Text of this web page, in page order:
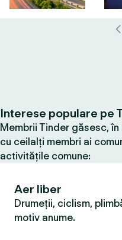
Interese populare pe
Membrii Tinder găsesc,
cu ceilalți membri ai
activitățile comune:
Aer liber
Drumeții, ciclism,
motiv anume.